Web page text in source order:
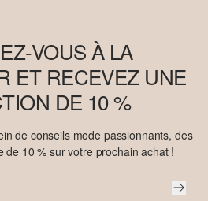
VOUS À LA
ET RECEVEZ UNE
DE 10 %
de conseils mode passionnants, des
de 10 % sur votre prochain achat !